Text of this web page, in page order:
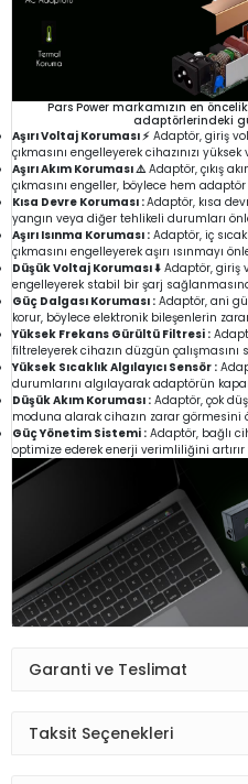
Pars Power markamızın en
adaptörlerindeki
Aşırı Voltaj Koruması ⚡ Adaptör, giriş
çıkmasını engelleyerek cihazınızı
Aşırı Akım Koruması ⚠️Adaptör, çıkış
çıkmasını engeller, böylece hem
Kısa Devre Koruması :Adaptör, kısa
yangın veya diğer tehlikeli durumları
Aşırı Isınma Koruması : Adaptör, iç
çıkmasını engelleyerek aşırı ısınmayı
Düşük Voltaj Koruması ⬇️ Adaptör, giriş
engelleyerek stabil bir şarj
Güç Dalgası Koruması : Adaptör, ani
korur, böylece elektronik bileşenlerin
Yüksek Frekans Gürültü Filtresi :
filtreleyerek cihazın düzgün
Yüksek Sıcaklık Algılayıcı Sensör :
durumlarını algılayarak adaptörün
Düşük Akım Koruması : Adaptör, çok
moduna alarak cihazın zarar görmesini
Güç Yönetim Sistemi : Adaptör, bağlı
optimize ederek enerji verimliliğini
Garanti ve Teslimat
Taksit Seçenekleri